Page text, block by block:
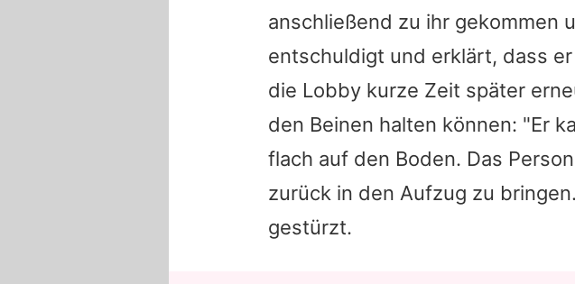
anschließend zu ihr gekommen
entschuldigt und erklärt, dass
die Lobby kurze Zeit später
den Beinen halten können: "Er
flach auf den Boden. Das
zurück in den Aufzug zu
gestürzt.